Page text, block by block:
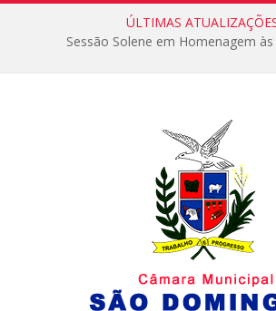
ÚLTIMAS
Sessão Solene em Homenagem